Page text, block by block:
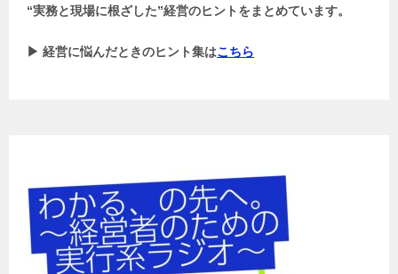
“実務と現場に根ざした”経営のヒントをまとめています。
▶ 経営に悩んだときのヒント集はこちら